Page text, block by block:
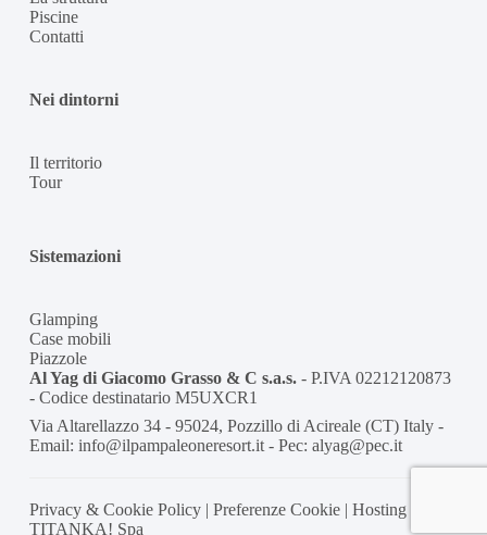
Piscine
Contatti
Nei dintorni
Il territorio
Tour
Sistemazioni
Glamping
Case mobili
Piazzole
Al Yag di Giacomo Grasso & C s.a.s.- P.IVA 02212120873
- Codice destinatario M5UXCR1
Via Altarellazzo 34 - 95024, Pozzillo di Acireale (CT) Italy -
Email: info@ilpampaleoneresort.it - Pec: alyag@pec.it
Privacy & Cookie Policy| Preferenze Cookie| Hosting
TITANKA! Spa